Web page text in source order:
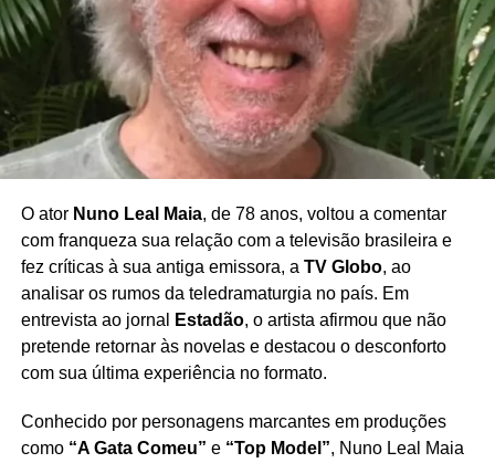
O ator Nuno Leal Maia, de 78 anos, voltou a comentar
com franqueza sua relação com a televisão brasileira e
fez críticas à sua antiga emissora, a TV Globo, ao
analisar os rumos da teledramaturgia no país. Em
entrevista ao jornal
Estadão, o artista afirmou que não
pretende retornar às novelas e destacou o desconforto
com sua última experiência no formato.
Conhecido por personagens marcantes em produções
como “A Gata Comeu” e “Top Model”, Nuno Leal Maia